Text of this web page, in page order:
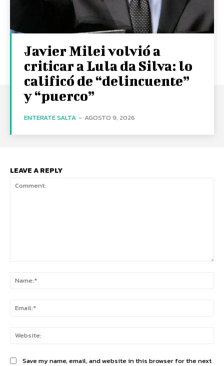
Javier Milei volvió a
criticar a Lula da Silva: lo
calificó de “delincuente”
y “puerco”
ENTERATE SALTA - AGOSTO 9, 2026
LEAVE A REPLY
Save my name, email, and website in this browser for the next